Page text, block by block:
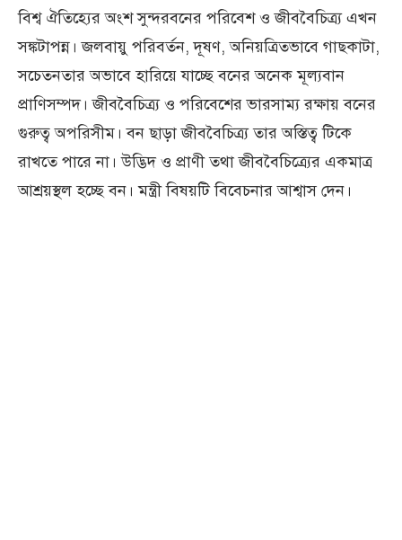
বিশ্ব ঐতিহ্যের অংশ সুন্দরবনের পরিবেশ ও জীববৈচিত্র্য এখন
সঙ্কটাপন্ন। জলবায়ু পরিবর্তন, দূষণ, অনিয়ত্রিতভাবে গাছকাটা,
সচেতনতার অভাবে হারিয়ে যাচ্ছে বনের অনেক মূল্যবান
প্রাণিসম্পদ। জীববৈচিত্র্য ও পরিবেশের ভারসাম্য রক্ষায় বনের
গুরুত্ব অপরিসীম। বন ছাড়া জীববৈচিত্র্য তার অস্তিত্ব টিকে
রাখতে পারে না। উদ্ভিদ ও প্রাণী তথা জীববৈচিত্র্যের একমাত্র
আশ্রয়স্থল হচ্ছে বন। মন্ত্রী বিষয়টি বিবেচনার আশ্বাস দেন।